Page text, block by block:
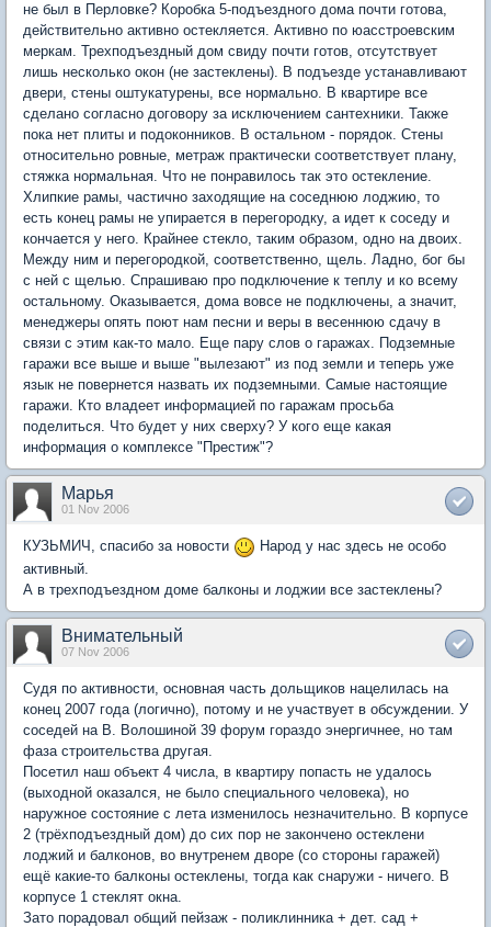
не был в Перловке? Коробка 5-подъездного дома почти готова,
действительно активно остекляется. Активно по юасстроевским
меркам. Трехподъездный дом свиду почти готов, отсутствует
лишь несколько окон (не застеклены). В подъезде устанавливают
двери, стены оштукатурены, все нормально. В квартире все
сделано согласно договору за исключением сантехники. Также
пока нет плиты и подоконников. В остальном - порядок. Стены
относительно ровные, метраж практически соответствует плану,
стяжка нормальная. Что не понравилось так это остекление.
Хлипкие рамы, частично заходящие на соседнюю лоджию, то
есть конец рамы не упирается в перегородку, а идет к соседу и
кончается у него. Крайнее стекло, таким образом, одно на двоих.
Между ним и перегородкой, соответственно, щель. Ладно, бог бы
с ней с щелью. Спрашиваю про подключение к теплу и ко всему
остальному. Оказывается, дома вовсе не подключены, а значит,
менеджеры опять поют нам песни и веры в весеннюю сдачу в
связи с этим как-то мало. Еще пару слов о гаражах. Подземные
гаражи все выше и выше "вылезают" из под земли и теперь уже
язык не повернется назвать их подземными. Самые настоящие
гаражи. Кто владеет информацией по гаражам просьба
поделиться. Что будет у них сверху? У кого еще какая
информация о комплексе "Престиж"?
Марья
01 Nov 2006
КУЗЬМИЧ, спасибо за новости
Народ у нас здесь не особо
активный.
А в трехподъездном доме балконы и лоджии все застеклены?
Внимательный
07 Nov 2006
Судя по активности, основная часть дольщиков нацелилась на
конец 2007 года (логично), потому и не участвует в обсуждении. У
соседей на В. Волошиной 39 форум гораздо энергичнее, но там
фаза строительства другая.
Посетил наш объект 4 числа, в квартиру попасть не удалось
(выходной оказался, не было специального человека), но
наружное состояние с лета изменилось незначительно. В корпусе
2 (трёхподъездный дом) до сих пор не закончено остеклени
лоджий и балконов, во внутренем дворе (со стороны гаражей)
ещё какие-то балконы остеклены, тогда как снаружи - ничего. В
корпусе 1 стеклят окна.
Зато порадовал общий пейзаж - поликлинника + дет. сад +